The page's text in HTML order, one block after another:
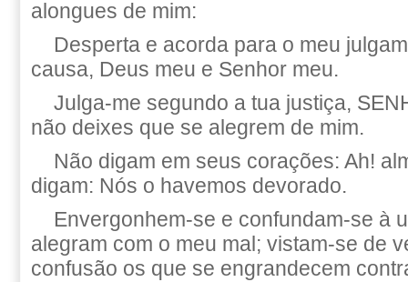
alongues de mim:
Desperta e acorda para o meu
causa, Deus meu e Senhor meu.
Julga-me segundo a tua justiça,
não deixes que se alegrem de mim.
Não digam em seus corações: Ah!
digam: Nós o havemos devorado.
Envergonhem-se e confundam-se à
alegram com o meu mal; vistam-se de
confusão os que se engrandecem